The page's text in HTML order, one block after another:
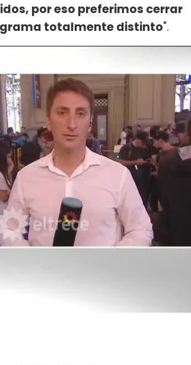
por eso preferimos cerrar
totalmente distinto".